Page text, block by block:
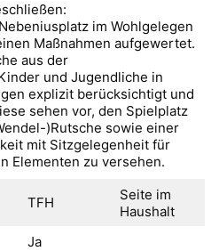
im Wohlgelegen
Maßnahmen aufgewertet.
aus der
und Jugendliche in
explizit berücksichtigt und
sehen vor, den Spielplatz
)Rutsche sowie einer
mit Sitzgelegenheit für
Elementen zu versehen.
TFH
Seite im
Haushalt
Ja